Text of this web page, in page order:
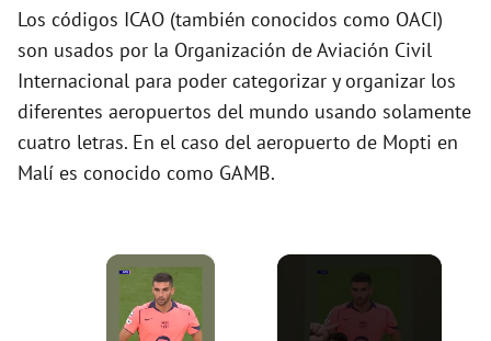
Los códigos ICAO (también conocidos como OACI)
son usados por la Organización de Aviación Civil
Internacional para poder categorizar y organizar los
diferentes aeropuertos del mundo usando solamente
cuatro letras. En el caso del aeropuerto de Mopti en
Malí es conocido como GAMB.
×